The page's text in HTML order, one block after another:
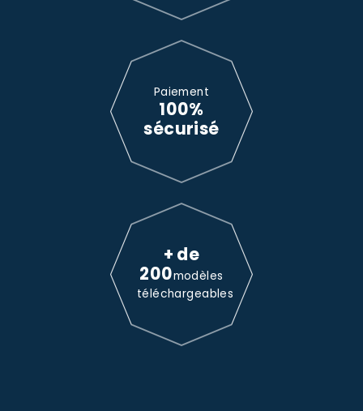
Paiement
100%
sécurisé
+ de
200modèles
téléchargeables